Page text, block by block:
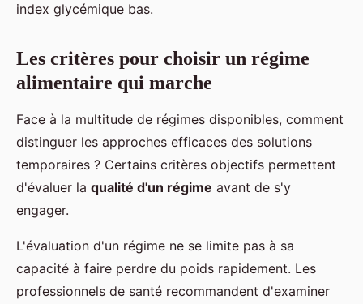
index glycémique bas.
Les critères pour choisir un régime
alimentaire qui marche
Face à la multitude de régimes disponibles, comment
distinguer les approches efficaces des solutions
temporaires ? Certains critères objectifs permettent
d'évaluer la qualité d'un régime avant de s'y
engager.
L'évaluation d'un régime ne se limite pas à sa
capacité à faire perdre du poids rapidement. Les
professionnels de santé recommandent d'examiner